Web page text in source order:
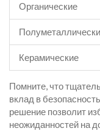
Органические
Керамические
Помните, что
вклад в
решение позволит
неожиданностей на